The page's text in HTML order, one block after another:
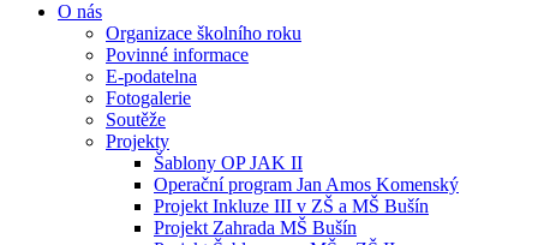
O nás
Organizace školního roku
Povinné informace
E-podatelna
Fotogalerie
Soutěže
Projekty
Šablony OP JAK II
Operační program Jan Amos Komenský
Projekt Inkluze III v ZŠ a MŠ Bušín
Projekt Zahrada MŠ Bušín